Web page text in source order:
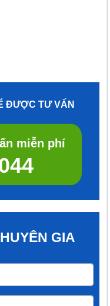
ĐƯỢC TƯ VẤN
miễn phí
GIA